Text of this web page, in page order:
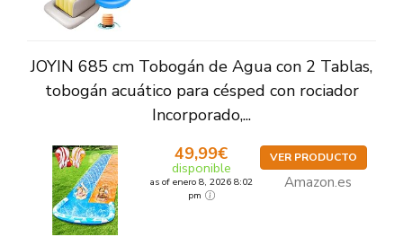
JOYIN 685 cm Tobogán de Agua con 2 Tablas,
tobogán acuático para césped con rociador
Incorporado,...
49,99€
disponible
as of enero 8, 2026 8:02
pm
VER PRODUCTO
Amazon.es